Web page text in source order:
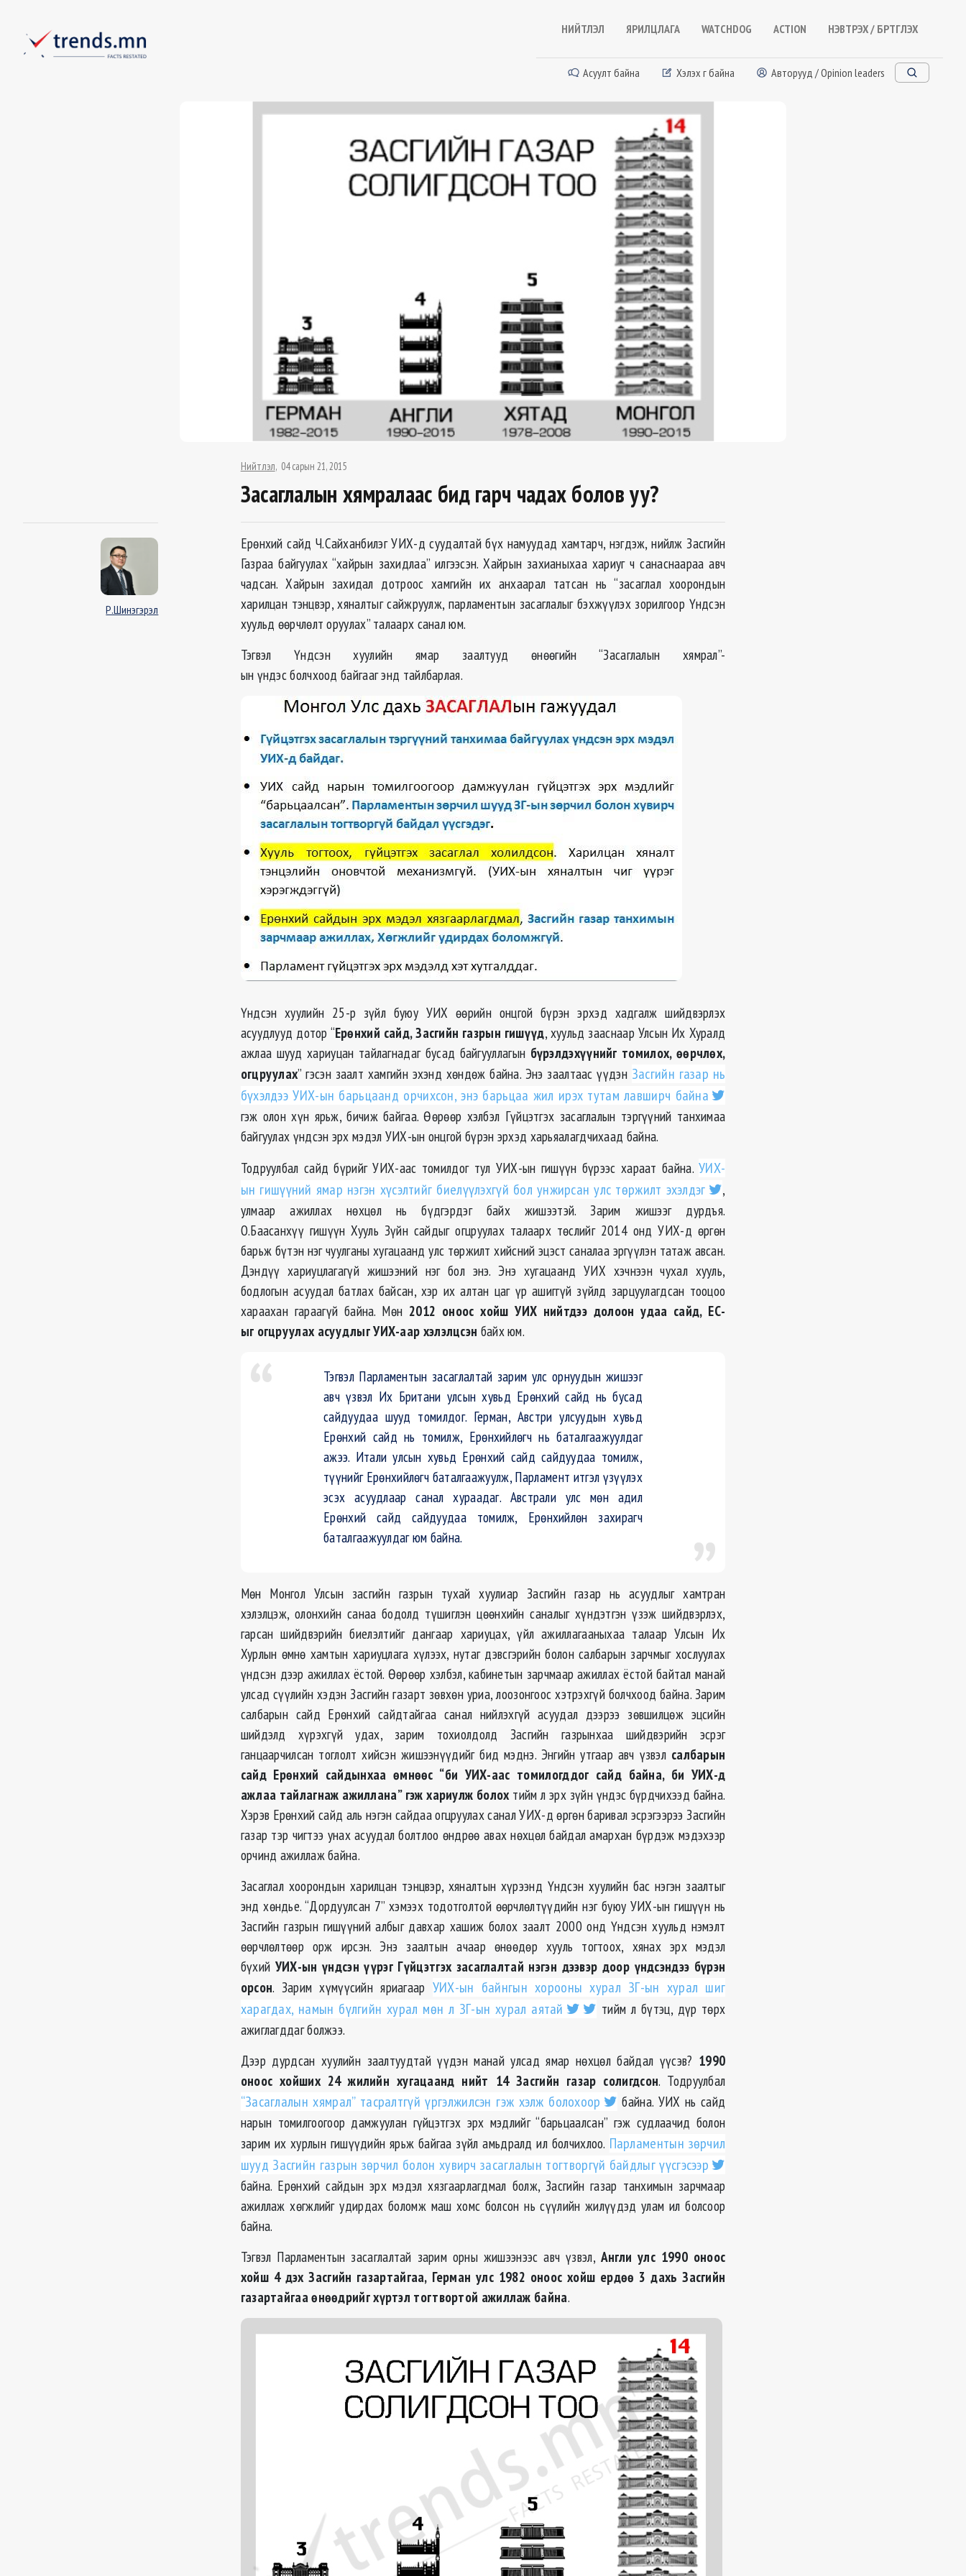
НИЙТЛЭЛ ЯРИЛЦЛАГА WATCHDOG ACTION НЭВТРЭХ / БҮРТГҮҮЛЭХ
Асуулт байна Хэлэх үг байна Авторууд / Opinion leaders
Нийтлэл 04 сарын 21, 2015
Засаглалын хямралаас бид гарч чадах болов уу?
Р.Шинэгэрэл
Ерөнхий сайд Ч.СайханбилэгУИХ-д суудалтай бүх намуудад хамтарч, нэгдэж, нийлж Засгийн
Газраа байгуулах “хайрын захидлаа” илгээсэн. Хайрын захианыхаа хариуг ч санаснаараа авч
чадсан. Хайрын захидал дотроос хамгийн их анхаарал татсан нь “засаглал хоорондын
харилцан тэнцвэр, хяналтыг сайжруулж, парламентын засаглалыг бэхжүүлэх зорилгоор Үндсэн
хуульд өөрчлөлт оруулах” талаарх санал юм.
Тэгвэл Үндсэн хуулийн ямар заалтууд өнөөгийн “Засаглалын хямрал”-
ын үндэс болчхоод байгааг энд тайлбарлая.
Үндсэн хуулийн 25-р зүйл буюу УИХ өөрийн онцгой бүрэн эрхэд хадгалж шийдвэрлэх
асуудлууд дотор “Ерөнхий сайд, Засгийн газрын гишүүд, хуульд зааснаар Улсын Их Хуралд
ажлаа шууд хариуцан тайлагнадаг бусад байгууллагын бүрэлдэхүүнийг томилох, өөрчлөх,
огцруулах” гэсэн заалт хамгийн эхэнд хөндөж байна. Энэ заалтаас үүдэн Засгийн газар нь
бүхэлдээ УИХ-ын барьцаанд орчихсон, энэ барьцаа жил ирэх тутам лавширч байна
гэж олон хүн ярьж, бичиж байгаа. Өөрөөр хэлбэл Гүйцэтгэх засаглалын тэргүүний танхимаа
байгуулах үндсэн эрх мэдэл УИХ-ын онцгой бүрэн эрхэд харьяалагдчихаад байна.
Тодруулбал сайд бүрийг УИХ-аас томилдог тул УИХ-ын гишүүн бүрээс хараат байна.УИХ-
ын гишүүний ямар нэгэн хүсэлтийг биелүүлэхгүй бол унжирсан улс төржилт эхэлдэг
,
улмаар ажиллах нөхцөл нь бүдгэрдэг байх жишээтэй. Зарим жишээг дурдъя.
О.Баасанхүүгишүүн Хууль Зүйн сайдыг огцруулах талаарх төслийг 2014 онд УИХ-д өргөн
барьж бүтэн нэг чуулганы хугацаанд улс төржилт хийсний эцэст саналаа эргүүлэн татаж авсан.
Дэндүү хариуцлагагүй жишээний нэг бол энэ. Энэ хугацаанд УИХ хэчнээн чухал хууль,
бодлогын асуудал батлах байсан, хэр их алтан цаг үр ашиггүй зүйлд зарцуулагдсан тооцоо
хараахан гараагүй байна. Мөн 2012 оноос хойш УИХ нийтдээ долоон удаа сайд, ЕС-
ыг огцруулах асуудлыг УИХ-аар хэлэлцсэн байх юм.
Тэгвэл Парламентын засаглалтай зарим улс орнуудын жишээг
авч үзвэл Их Британи улсын хувьд Ерөнхий сайд нь бусад
сайдуудаа шууд томилдог. Герман, Австри улсуудын хувьд
Ерөнхий сайд нь томилж, Ерөнхийлөгч нь баталгаажуулдаг
ажээ. Итали улсын хувьд Ерөнхий сайд сайдуудаа томилж,
түүнийг Ерөнхийлөгч баталгаажуулж, Парламент итгэл үзүүлэх
эсэх асуудлаар санал хураадаг. Австрали улс мөн адил
Ерөнхий сайд сайдуудаа томилж, Ерөнхийлөн захирагч
баталгаажуулдаг юм байна.
Мөн Монгол Улсын засгийн газрын тухай хуулиар Засгийн газар нь асуудлыг хамтран
хэлэлцэж, олонхийн санаа бодолд түшиглэн цөөнхийн саналыг хүндэтгэн үзэж шийдвэрлэх,
гарсан шийдвэрийн биелэлтийг дангаар хариуцах, үйл ажиллагааныхаа талаар Улсын Их
Хурлын өмнө хамтын хариуцлага хүлээх, нутаг дэвсгэрийн болон салбарын зарчмыг хослуулах
үндсэн дээр ажиллах ёстой. Өөрөөр хэлбэл, кабинетын зарчмаар ажиллах ёстой байтал манай
улсад сүүлийн хэдэн Засгийн газарт зөвхөн уриа, лоозонгоос хэтрэхгүй болчхоод байна. Зарим
салбарын сайд Ерөнхий сайдтайгаа санал нийлэхгүй асуудал дээрээ зөвшилцөж эцсийн
шийдэлд хүрэхгүй удах, зарим тохиолдолд Засгийн газрынхаа шийдвэрийн эсрэг
ганцаарчилсан тоглолт хийсэн жишээнүүдийг бид мэднэ. Энгийн утгаар авч үзвэл салбарын
сайд Ерөнхий сайдынхаа өмнөөс “би УИХ-аас томилогддог сайд байна, би УИХ-д
ажлаа тайлагнаж ажиллана” гэж хариулж болохтийм л эрх зүйн үндэс бүрдчихээд байна.
Хэрэв Ерөнхий сайд аль нэгэн сайдаа огцруулах санал УИХ-д өргөн баривал эсрэгээрээ Засгийн
газар тэр чигтээ унах асуудал болтлоо өндрөө авах нөхцөл байдал амархан бүрдэж мэдэхээр
орчинд ажиллаж байна.
Засаглал хоорондын харилцан тэнцвэр, хяналтын хүрээнд Үндсэн хуулийн бас нэгэн заалтыг
энд хөндье. “Дордуулсан 7” хэмээх тодотголтой өөрчлөлтүүдийн нэг буюу УИХ-ын гишүүн нь
Засгийн газрын гишүүний албыг давхар хашиж болох заалт 2000 онд Үндсэнхуульд нэмэлт
өөрчлөлтөөр орж ирсэн. Энэ заалтын ачаар өнөөдөр хууль тогтоох, хянах эрх мэдэл
бүхий УИХ-ын үндсэн үүрэг Гүйцэтгэх засаглалтай нэгэн дээвэр доор үндсэндээ бүрэн
орсон. Зарим хүмүүсийн яриагаар УИХ-ын байнгын хорооны хурал ЗГ-ын хурал шиг
харагдах, намын бүлгийн хурал мөн л ЗГ-ын хурал аятай
тийм л бүтэц, дүр төрх
ажиглагддаг болжээ.
Дээр дурдсан хуулийн заалтуудтай үүдэн манай улсад ямар нөхцөл байдал үүсэв? 1990
оноос хойших 24 жилийн хугацаанд нийт 14 Засгийн газар солигдсон. Тодруулбал
“Засаглалын хямрал” тасралтгүй үргэлжилсэн гэж хэлж болохоор
байна. УИХ нь сайд
нарын томилгоогоор дамжуулан гүйцэтгэх эрх мэдлийг “барьцаалсан” гэж судлаачид болон
зарим их хурлын гишүүдийн ярьж байгаа зүйл амьдралд ил болчихлоо. Парламентын зөрчил
шууд Засгийн газрын зөрчил болон хувирч засаглалын тогтворгүй байдлыг үүсгэсээр
байна. Ерөнхий сайдын эрх мэдэл хязгаарлагдмал болж, Засгийн газар танхимын зарчмаар
ажиллаж хөгжлийг удирдах боломж маш хомс болсон нь сүүлийн жилүүдэд улам ил болсоор
байна.
Тэгвэл Парламентын засаглалтай зарим орны жишээнээс авч үзвэл, Англи улс 1990 оноос
хойш 4 дэх Засгийн газартайгаа, Герман улс 1982 оноос хойш ердөө 3 дахь Засгийн
газартайгаа өнөөдрийг хүртэл тогтвортой ажиллаж байна.